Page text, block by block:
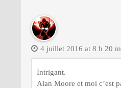
4 juillet 2016 at 8 h 20
Intrigant.
Alan Moore et moi c’est